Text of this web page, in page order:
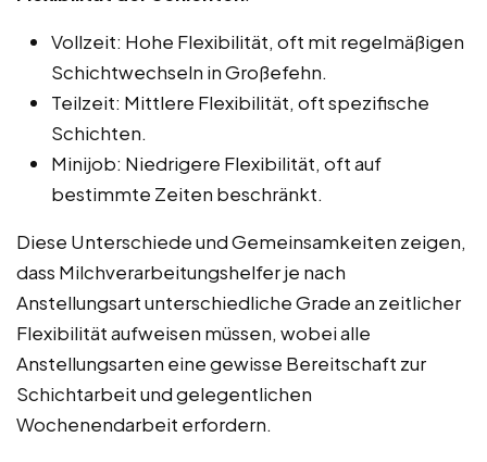
Vollzeit: Hohe Flexibilität, oft mit regelmäßigen
Schichtwechseln in Großefehn.
Teilzeit: Mittlere Flexibilität, oft spezifische
Schichten.
Minijob: Niedrigere Flexibilität, oft auf
bestimmte Zeiten beschränkt.
Diese Unterschiede und Gemeinsamkeiten zeigen,
dass Milchverarbeitungshelfer je nach
Anstellungsart unterschiedliche Grade an zeitlicher
Flexibilität aufweisen müssen, wobei alle
Anstellungsarten eine gewisse Bereitschaft zur
Schichtarbeit und gelegentlichen
Wochenendarbeit erfordern.